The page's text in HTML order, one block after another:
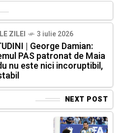
ZILEI 3 iulie 2026
| George Damian:
PAS patronat de Maia
nu este nici incoruptibil,
NEXT POST